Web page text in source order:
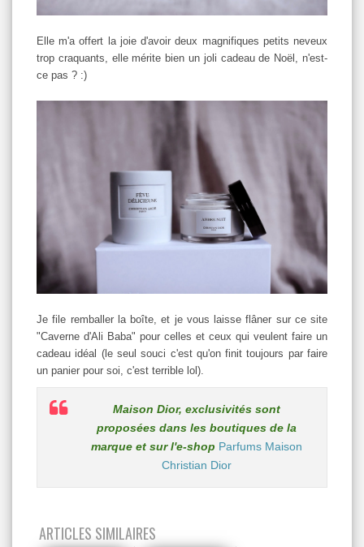
Elle m'a offert la joie d'avoir deux magnifiques petits neveux
trop craquants, elle mérite bien un joli cadeau de Noël, n'est-
ce pas ? :)
Je file remballer la boîte, et je vous laisse flâner sur ce site
"Caverne d'Ali Baba" pour celles et ceux qui veulent faire un
cadeau idéal (le seul souci c'est qu'on finit toujours par faire
un panier pour soi, c'est terrible lol).
Maison Dior, exclusivités sont
proposées dans les boutiques de la
marque et sur l'e-shop Parfums Maison
Christian Dior
ARTICLES SIMILAIRES